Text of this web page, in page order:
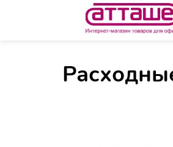
Главная Каталог